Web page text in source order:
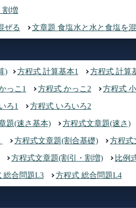
割増
ぜる 文章題 食塩水と水と食塩を
) 方程式 計算基本1 方程式 計算
っこ1 方程式 かっこ2 方程式
ろ1 方程式 いろいろ2
題(速さ基本) 方程式文章題(速さ)
方程式文章題(割合基礎) 方程式
方程式文章題(割引・割増) 比例
総合問題L3 方程式 総合問題L4